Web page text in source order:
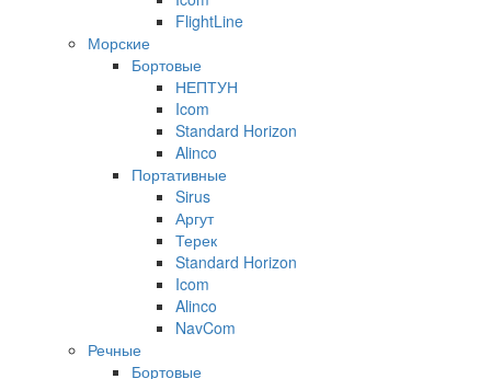
FlightLine
Морские
Бортовые
НЕПТУН
Icom
Standard Horizon
Alinco
Портативные
Sirus
Аргут
Терек
Standard Horizon
Icom
Alinco
NavCom
Речные
Бортовые